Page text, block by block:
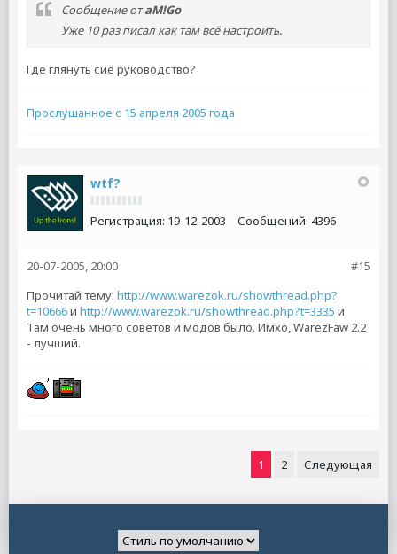
Сообщение отaM!Go
Уже 10 раз писал как там всё настроить.
Где глянуть сиё руководство?
Прослушанное с 15 апреля 2005 года
wtf?
Регистрация: 19-12-2003 Сообщений: 4396
#15
20-07-2005, 20:00
Прочитай тему: http://www.warezok.ru/showthread.php?
t=10666и http://www.warezok.ru/showthread.php?t=3335 и
Там очень много советов и модов было. Имхо, WarezFaw 2.2
- лучший.
1 2 Следующая